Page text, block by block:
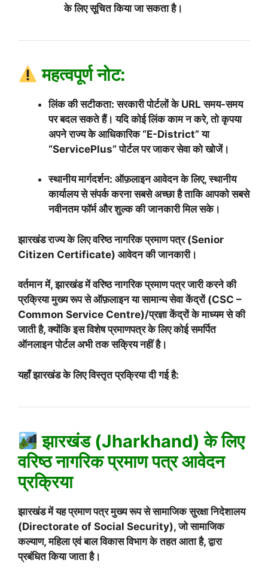
के लिए सूचित किया जा सकता है।
महत्वपूर्ण नोट:
लिंक की सटीकता: सरकारी पोर्टलों के URL समय-समय
पर बदल सकते हैं। यदि कोई लिंक काम न करे, तो कृपया
अपने राज्य के आधिकारिक “E-District” या
“ServicePlus” पोर्टल पर जाकर सेवा को खोजें।
स्थानीय मार्गदर्शन: ऑफ़लाइन आवेदन के लिए, स्थानीय
कार्यालय से संपर्क करना सबसे अच्छा है ताकि आपको सबसे
नवीनतम फॉर्म और शुल्क की जानकारी मिल सके।
झारखंड राज्य के लिए वरिष्ठ नागरिक प्रमाण पत्र (Senior
Citizen Certificate) आवेदन की जानकारी।
वर्तमान में, झारखंड में वरिष्ठ नागरिक प्रमाण पत्र जारी करने की
प्रक्रिया मुख्य रूप से ऑफ़लाइन या सामान्य सेवा केंद्रों (CSC –
Common Service Centre)/प्रज्ञा केंद्रों के माध्यम से की
जाती है, क्योंकि इस विशेष प्रमाणपत्र के लिए कोई समर्पित
ऑनलाइन पोर्टल अभी तक सक्रिय नहीं है।
यहाँ झारखंड के लिए विस्तृत प्रक्रिया दी गई है:
झारखंड (Jharkhand) के लिए
वरिष्ठ नागरिक प्रमाण पत्र आवेदन
प्रक्रिया
झारखंड में यह प्रमाण पत्र मुख्य रूप से सामाजिक सुरक्षा निदेशालय
(Directorate of Social Security), जो सामाजिक
कल्याण, महिला एवं बाल विकास विभाग के तहत आता है, द्वारा
प्रबंधित किया जाता है।